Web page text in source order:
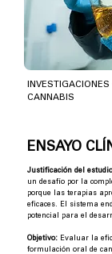
CANNABIS
ENSAYO
Justificación del
un desafío por la
porque las terapias
eficaces. El sistema
potencial para el
Objetivo: Evaluar la
formulación oral de